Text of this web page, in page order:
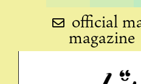
official
magazine